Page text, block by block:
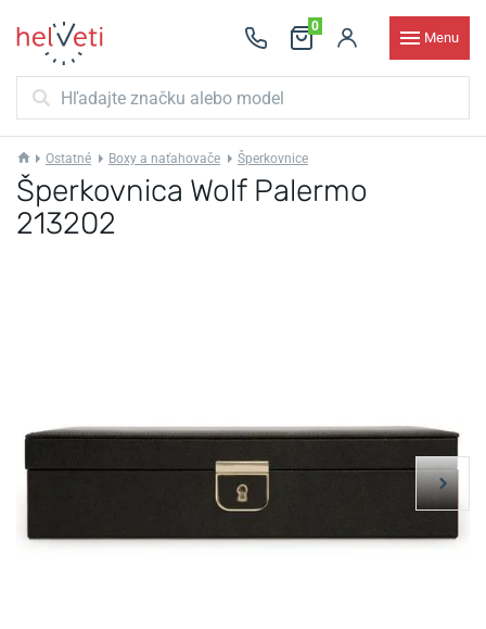
0
Menu
Ostatné Boxy a naťahovače Šperkovnice
Šperkovnica Wolf Palermo
213202